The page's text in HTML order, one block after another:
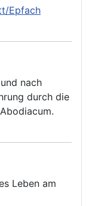
Epfach
nach
durch die
Leben am